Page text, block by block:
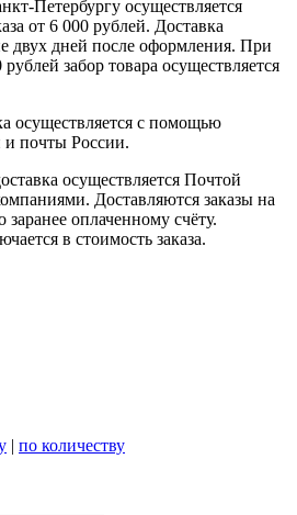
Петербургу осуществляется
от 6 000 рублей. Доставка
двух дней после оформления. При
забор товара осуществляется
осуществляется с помощью
почты России.
осуществляется Почтой
Доставляются заказы на
оплаченному счёту.
в стоимость заказа.
| по количеству